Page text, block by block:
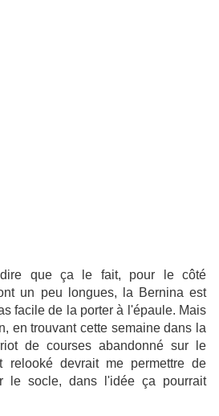
que ça le fait, pour le côté
un peu longues, la Bernina est
facile de la porter à l'épaule. Mais
en trouvant cette semaine dans la
de courses abandonné sur le
relooké devrait me permettre de
le socle, dans l'idée ça pourrait